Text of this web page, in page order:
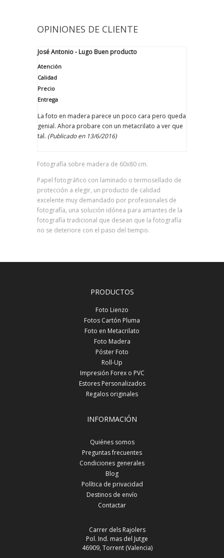
OPINIONES DE CLIENTE
José Antonio - Lugo Buen producto
Atención
Calidad
Precio
Entrega
La foto en madera parece un poco cara pero queda
genial. Ahora probare con un metacrilato a ver que
tal. (Publicado en 13/6/2016)
Fotografía sobre madera de 60x80 cm.
Papel fotográfico con laminado o termosellado de
protección a elegir, un producto de calidad
excelente muy demandado por profesionales de
fotografía, una solución idónea para amantes de la
fotografía tradicional que desean que la fotografía
no se deteriore con el paso del tiempo.
PRODUCTOS
Foto Lienzo
Fotos Cartón Pluma
Foto en Metacrilato
Foto Madera
Póster Foto
Roll-Up
Impresión Forex o PVC
Estores Personalizados
Regalos originales
INFORMACIÓN
Quiénes somos
Preguntas frecuentes
Condiciones generales
Blog
Política de privacidad
Destinos de envío
Contactar
Carrer dels Rajolers
Pol. Ind. mas del Jutge
46909, Torrent (Valencia)